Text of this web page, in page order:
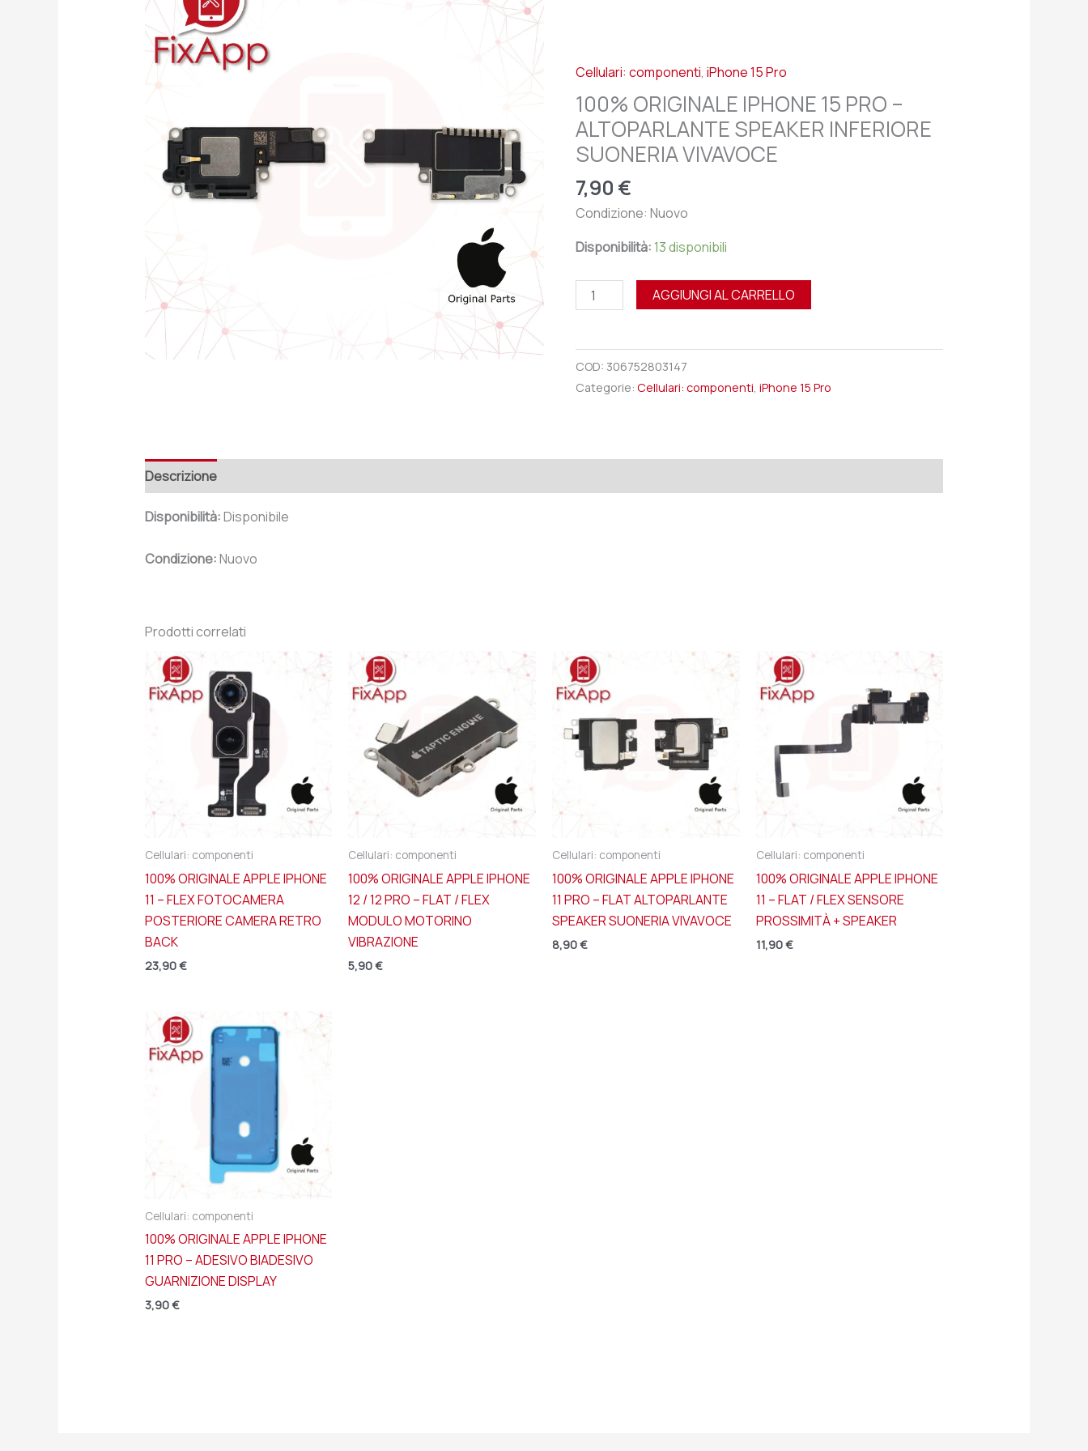
Cellulari: componenti,iPhone 15 Pro
100% ORIGINALE IPHONE 15 PRO –
ALTOPARLANTE SPEAKER INFERIORE
SUONERIA VIVAVOCE
7,90 €
Condizione: Nuovo
Disponibilità: 13 disponibili
-
ALTOPARLANTE
SPEAKER
INFERIORE
SUONERIA
VIVAVOCE
quantità
AGGIUNGI AL CARRELLO
COD: 306752803147
Categorie:Cellulari: componenti ,iPhone 15 Pro
Descrizione
Disponibilità:Disponibile
Condizione:Nuovo
Prodotti correlati
Cellulari: componenti
100% ORIGINALE APPLE IPHONE
11 – FLEX FOTOCAMERA
POSTERIORE CAMERA RETRO
BACK
23,90€
Cellulari: componenti
100% ORIGINALE APPLE IPHONE
12 / 12 PRO – FLAT / FLEX
MODULO MOTORINO
VIBRAZIONE
5,90€
Cellulari: componenti
100% ORIGINALE APPLE IPHONE
11 PRO – FLAT ALTOPARLANTE
SPEAKER SUONERIA VIVAVOCE
8,90€
Cellulari: componenti
100% ORIGINALE APPLE IPHONE
11 – FLAT / FLEX SENSORE
PROSSIMITÀ + SPEAKER
11,90€
Cellulari: componenti
100% ORIGINALE APPLE IPHONE
11 PRO – ADESIVO BIADESIVO
GUARNIZIONE DISPLAY
3,90€